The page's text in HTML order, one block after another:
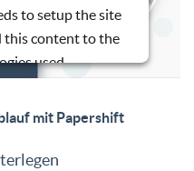
to setup the site
content to the
used.
Consent
mit Papershift